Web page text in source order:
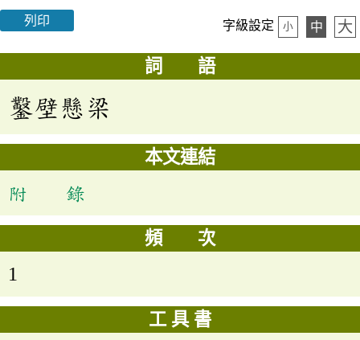
列印 字級設定 小 中 大
詞 語
鑿壁懸梁
本文連結
附 錄
頻 次
1
工 具 書